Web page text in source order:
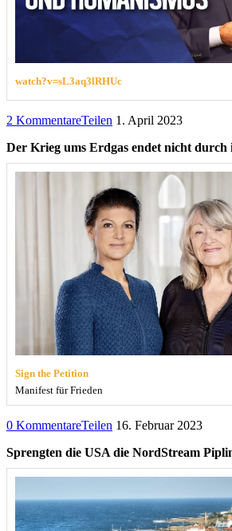
watch?v=sL3aq3lRHUc
2 KommentareTeilen 1. April 2023
Der Krieg ums Erdgas endet nicht durch
Sign the Petition
Manifest für Frieden
0 KommentareTeilen 16. Februar 2023
Sprengten die USA die NordStream